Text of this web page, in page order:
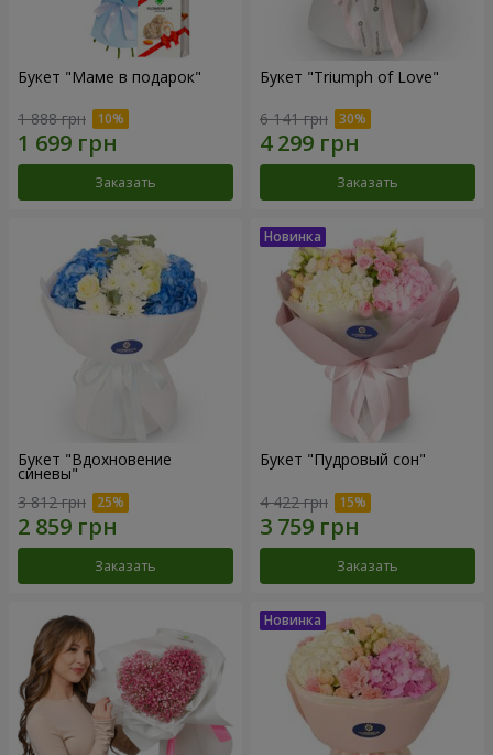
Букет "Маме в подарок"
1 888 грн
Заказать
Букет "Triumph of Love"
6 141 грн
Заказать
Букет "Вдохновение
синевы"
3 812 грн
Заказать
Букет "Пудровый сон"
4 422 грн
Заказать